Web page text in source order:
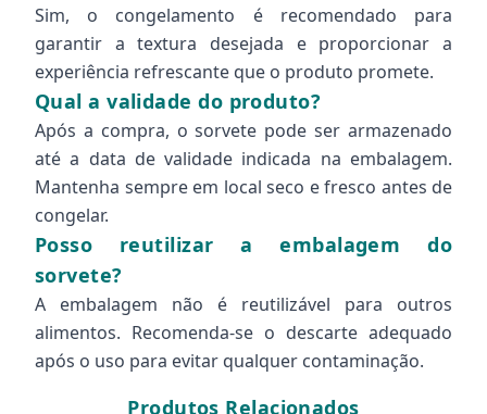
Sim, o congelamento é recomendado para
garantir a textura desejada e proporcionar a
experiência refrescante que o produto promete.
Qual a validade do produto?
Após a compra, o sorvete pode ser armazenado
até a data de validade indicada na embalagem.
Mantenha sempre em local seco e fresco antes de
congelar.
Posso reutilizar a embalagem do
sorvete?
A embalagem não é reutilizável para outros
alimentos. Recomenda-se o descarte adequado
após o uso para evitar qualquer contaminação.
Produtos Relacionados